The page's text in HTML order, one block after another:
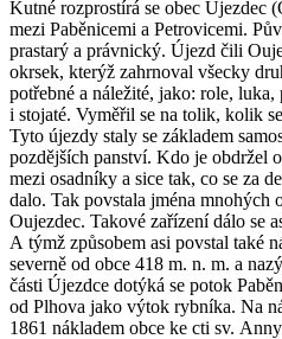
Kutné rozprostírá se obec Újezdec
mezi Paběnicemi a Petrovicemi.
prastarý a právnický. Újezd čili
okrsek, kterýž zahrnoval všecky
potřebné a náležité, jako: role,
i stojaté. Vyměřil se na tolik, kolik
Tyto újezdy staly se základem
pozdějších panství. Kdo je obdržel
mezi osadníky a sice tak, co se za
dalo. Tak povstala jména
Oujezdec. Takové zařízení dálo se
A týmž způsobem asi povstal také
severně od obce 418 m. n. m. a
části Újezdce dotýká se potok
od Plhova jako výtok rybníka. Na
1861 nákladem obce ke cti sv.